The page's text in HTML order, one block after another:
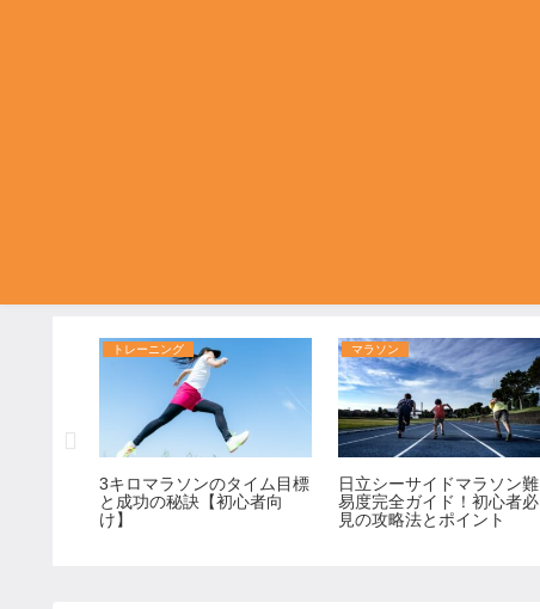
トレーニング
3キロマラソンのタイム目標
と成功の秘訣【初心者向
け】
マラソン
日立シーサイドマラソン難
易度完全ガイド！初心者必
見の攻略法とポイント